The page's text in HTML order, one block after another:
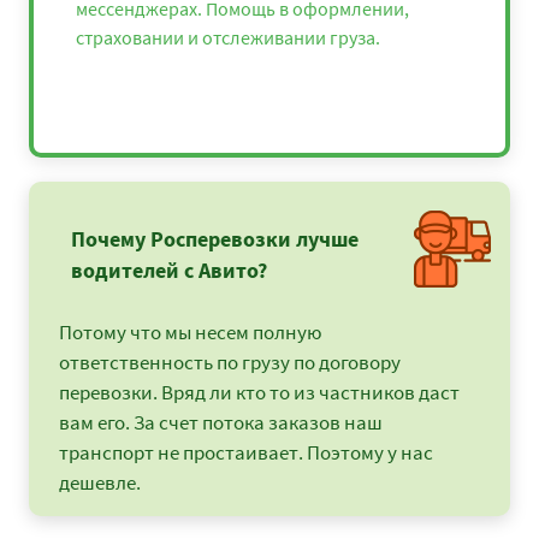
мессенджерах. Помощь в оформлении,
страховании и отслеживании груза.
Почему Росперевозки лучше
водителей с Авито?
Потому что мы несем полную
ответственность по грузу по договору
перевозки. Вряд ли кто то из частников даст
вам его. За счет потока заказов наш
транспорт не простаивает. Поэтому у нас
дешевле.